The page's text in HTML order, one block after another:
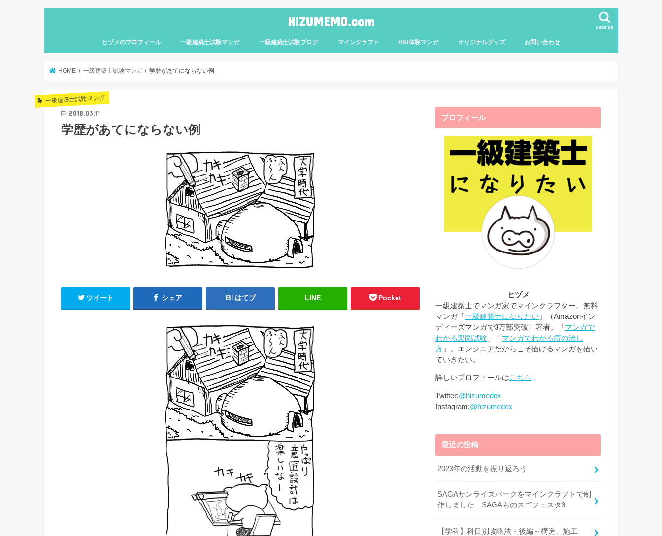
HIZUMEMO.com search
ヒヅメのプロフィール 一級建築士試験マンガ 一級建築士試験ブログ マインクラフト HIU体験マンガ オリジナルグッズ お問い合わせ
HOME 一級建築士試験マンガ 学歴があてにならない例
一級建築士試験マンガ
2018.03.11
学歴があてにならない例
ツイート シェア はてブ LINE Pocket
プロフィール
ヒヅメ
一級建築士でマンガ家でマインクラフター。無料
マンガ「一級建築士になりたい 」（Amazonイン
ディーズマンガで3万部突破）著者。「マンガで
わかる製図試験 」「マンガでわかる痔の治し
方 」。エンジニアだからこそ描けるマンガを描い
ていきたい。
詳しいプロフィールはこちら
Twitter:@hizumedex
Instagram:@hizumedex
最近の投稿
2023年の活動を振り返ろう
SAGAサンライズパークをマインクラフトで制
作しました｜SAGAものスゴフェスタ9
【学科】科目別攻略法・後編～構造、施工